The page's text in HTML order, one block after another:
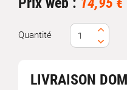
Quantité
LIVRAISON